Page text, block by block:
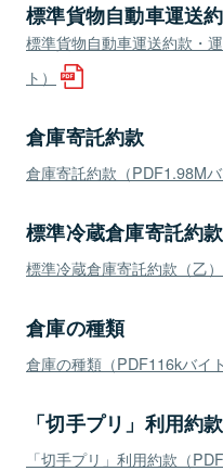
標準貨物自動車運送
標準貨物自動車運送約款・
ト）
倉庫寄託約款
倉庫寄託約款（PDF1.98Mバ
標準冷蔵倉庫寄託約款
標準冷蔵倉庫寄託約款（乙
倉庫の種類
倉庫の種類（PDF116kバイト
「切手プリ」利用約款
「切手プリ」利用約款（